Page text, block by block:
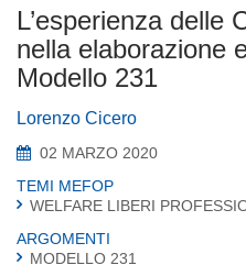
L’esperienza delle
nella elaborazione
Modello 231
Lorenzo Cicero
02 MARZO 2020
TEMI MEFOP
WELFARE LIBERI
ARGOMENTI
MODELLO 231